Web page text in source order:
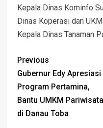
Kepala Dinas Kominfo
Dinas Koperasi dan
Kepala Dinas Tanaman
Previous
Gubernur Edy Apresiasi
Program Pertamina,
Bantu UMKM Pariwisata
di Danau Toba